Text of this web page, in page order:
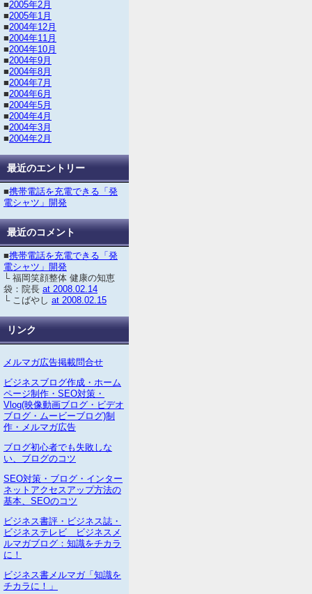
■2005年2月
■2005年1月
■2004年12月
■2004年11月
■2004年10月
■2004年9月
■2004年8月
■2004年7月
■2004年6月
■2004年5月
■2004年4月
■2004年3月
■2004年2月
最近のエントリー
■携帯電話を充電できる「発
電シャツ」開発
最近のコメント
■携帯電話を充電できる「発
電シャツ」開発
└ 福岡笑顔整体 健康の知恵
袋：院長 at 2008.02.14
└ こばやし at 2008.02.15
リンク
メルマガ広告掲載問合せ
ビジネスブログ作成・ホーム
ページ制作・SEO対策・
Vlog(映像動画ブログ・ビデオ
ブログ・ムービーブログ)制
作・メルマガ広告
ブログ初心者でも失敗しな
い、ブログのコツ
SEO対策・ブログ・インター
ネットアクセスアップ方法の
基本、SEOのコツ
ビジネス書評・ビジネス誌・
ビジネステレビ ビジネスメ
ルマガブログ：知識をチカラ
に！
ビジネス書メルマガ「知識を
チカラに！」